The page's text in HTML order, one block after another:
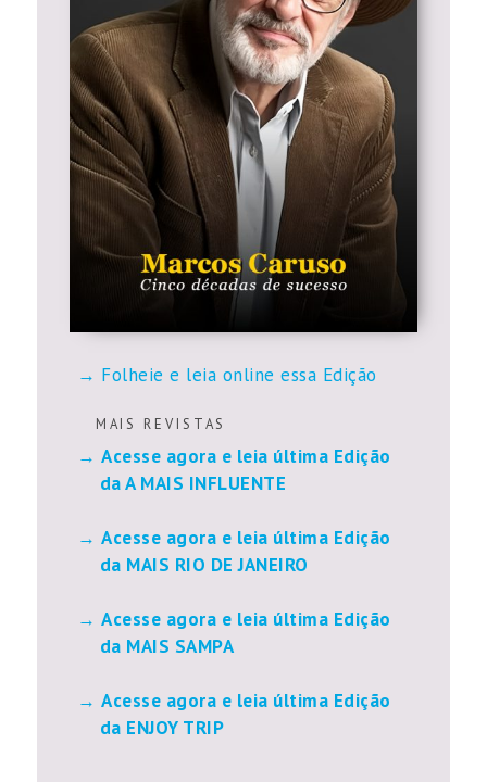
Folheie e leia online essa Edição
M A I S R E V I S T A S
Acesse agora e leia última Edição
da A MAIS INFLUENTE
Acesse agora e leia última Edição
da MAIS RIO DE JANEIRO
Acesse agora e leia última Edição
da MAIS SAMPA
Acesse agora e leia última Edição
da ENJOY TRIP